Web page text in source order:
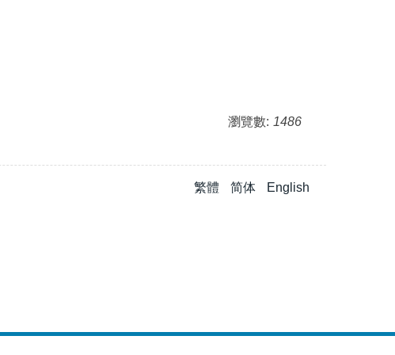
瀏覽數: 1486
繁體 简体 English